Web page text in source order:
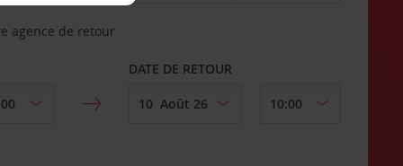
agence de retour
DATE DE RETOUR